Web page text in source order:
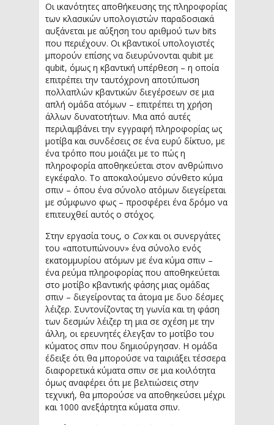
Οι ικανότητες αποθήκευσης της πληροφορίας
των κλασικών υπολογιστών παραδοσιακά
αυξάνεται με αύξηση του αριθμού των bits
που περιέχουν. Οι κβαντικοί υπολογιστές
μπορούν επίσης να διευρύνονται qubit με
qubit, όμως η κβαντική υπέρθεση – η οποία
επιτρέπει την ταυτόχρονη αποτύπωση
πολλαπλών κβαντικών διεγέρσεων σε μια
απλή ομάδα ατόμων – επιτρέπει τη χρήση
άλλων δυνατοτήτων. Μια από αυτές
περιλαμβάνει την εγγραφή πληροφορίας ως
μοτίβα και συνδέσεις σε ένα ευρύ δίκτυο, με
ένα τρόπο που μοιάζει με το πώς η
πληροφορία αποθηκεύεται στον ανθρώπινο
εγκέφαλο. Το αποκαλούμενο σύνθετο κύμα
σπιν – όπου ένα σύνολο ατόμων διεγείρεται
με σύμφωνο φως – προσφέρει ένα δρόμο να
επιτευχθεί αυτός ο στόχος.
Στην εργασία τους, ο Coxκαι οι συνεργάτες
του «αποτυπώνουν» ένα σύνολο ενός
εκατομμυρίου ατόμων με ένα κύμα σπιν –
ένα ρεύμα πληροφορίας που αποθηκεύεται
στο μοτίβο κβαντικής φάσης μιας ομάδας
σπιν – διεγείροντας τα άτομα με δυο δέσμες
λέιζερ. Συντονίζοντας τη γωνία και τη φάση
των δεσμών λέιζερ τη μια σε σχέση με την
άλλη, οι ερευνητές έλεγξαν το μοτίβο του
κύματος σπιν που δημιούργησαν. Η ομάδα
έδειξε ότι θα μπορούσε να ταιριάξει τέσσερα
διαφορετικά κύματα σπιν σε μια κοιλότητα
όμως αναφέρει ότι με βελτιώσεις στην
τεχνική, θα μπορούσε να αποθηκεύσει μέχρι
και 1000 ανεξάρτητα κύματα σπιν.